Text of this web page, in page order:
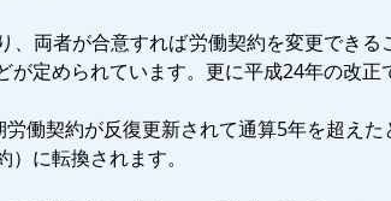
、両者が合意すれば労働契約を変更でき
定められています。更に平成24年の改正
働契約が反復更新されて通算5年を超え
に転換されます。